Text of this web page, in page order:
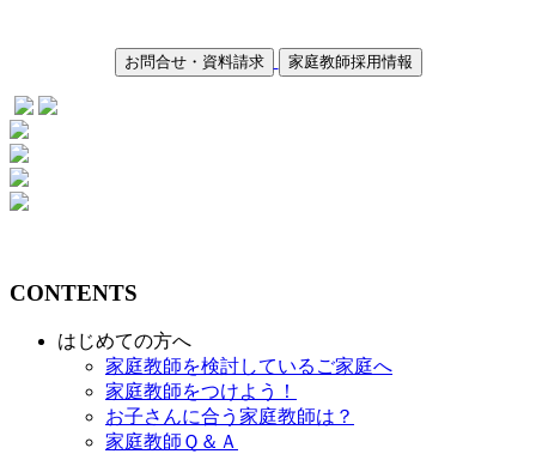
お問合せ・資料請求 家庭教師採用情報
CONTENTS
はじめての方へ
家庭教師を検討しているご家庭へ
家庭教師をつけよう！
お子さんに合う家庭教師は？
家庭教師Ｑ＆Ａ